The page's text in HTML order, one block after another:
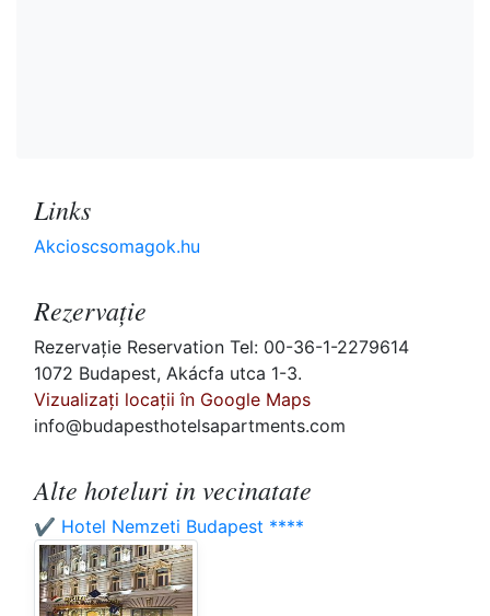
Links
Akcioscsomagok.hu
Rezervaţie
Rezervaţie Reservation Tel: 00-36-1-2279614
1072 Budapest, Akácfa utca 1-3.
Vizualizați locații în Google Maps
info@budapesthotelsapartments.com
Alte hoteluri in vecinatate
✔️ Hotel Nemzeti Budapest ****